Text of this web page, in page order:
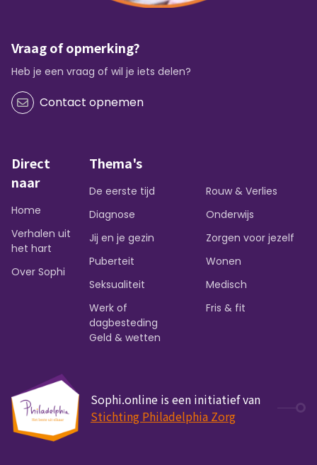
Vraag of opmerking?
Heb je een vraag of wil je iets delen?
Contact opnemen
Direct
naar
Home
Verhalen uit
het hart
Over Sophi
Thema's
De eerste tijd
Diagnose
Jij en je gezin
Puberteit
Seksualiteit
Werk of
dagbesteding
Rouw & Verlies
Onderwijs
Zorgen voor jezelf
Wonen
Medisch
Fris & fit
Geld & wetten
Sophi.online is een initiatief van
Stichting Philadelphia Zorg